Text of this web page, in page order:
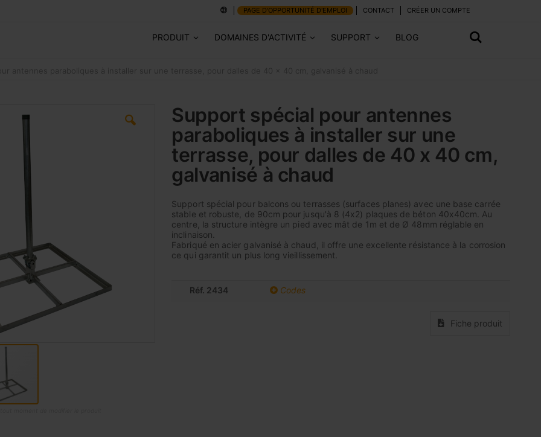
PAGE D'OPPORTUNITÉ D'EMPLOI CONTACT CRÉER UN COMPTE
PRODUIT DOMAINES D'ACTIVITÉ SUPPORT BLOG
Support spécial pour antennes
paraboliques à installer sur une
terrasse, pour dalles de 40 x 40 cm,
galvanisé à chaud
Support spécial pour balcons ou terrasses (surfaces planes) avec une base carrée
stable et robuste, de 90cm pour jusqu'à 8 (4x2) plaques de béton 40x40cm. Au
centre, la structure intègre un pied avec mât de 1m et de Ø 48mm réglable en
inclinaison.
Fabriqué en acier galvanisé à chaud, il offre une excellente résistance à la corrosion
ce qui garantit un plus long vieillissement.
Réf. 2434 Codes
Fiche produit